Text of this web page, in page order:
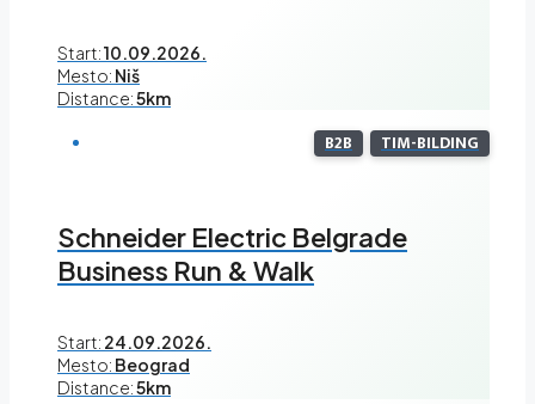
Start:10.09.2026.
Mesto: Niš
Distance:5km
B2B TIM-BILDING
Schneider Electric Belgrade
Business Run & Walk
Start: 24.09.2026.
Mesto: Beograd
Distance:5km